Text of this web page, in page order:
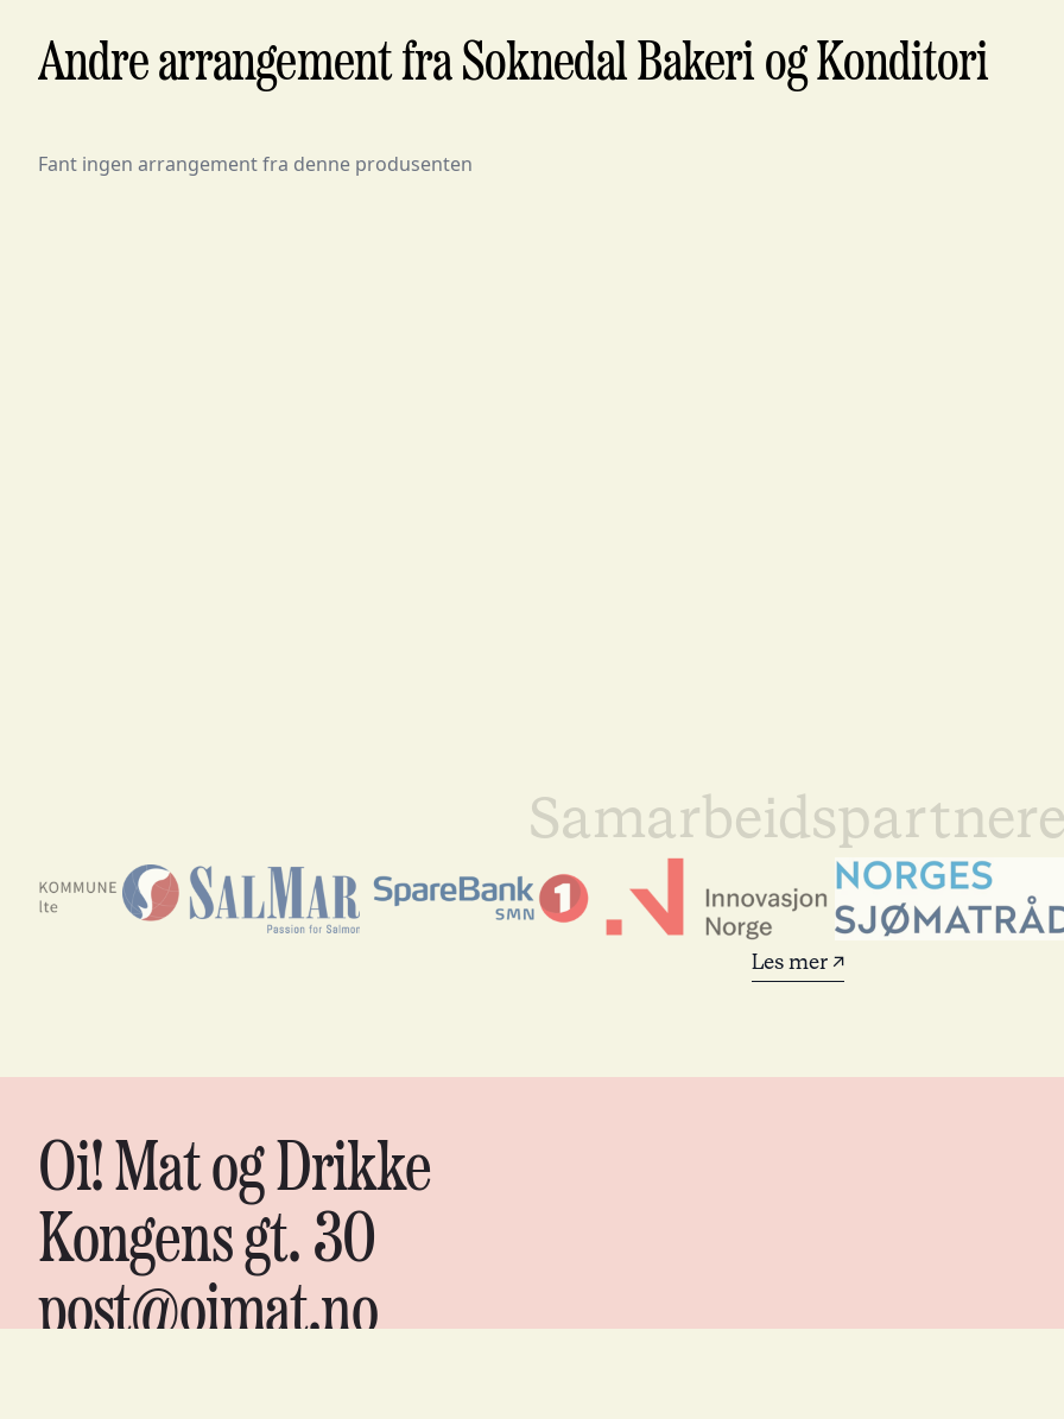
Andre arrangement fra Soknedal Bakeri og Konditori
Fant ingen arrangement fra denne produsenten
Les mer ↗
Oi! Mat og Drikke
Kongens gt. 30
post@oimat.no